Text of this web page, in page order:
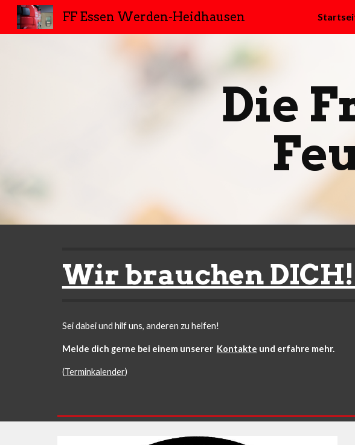
Skip to main content
FF Essen Werden-Heidhausen
Die
Wir brauchen
Sei dabei und hilf uns, anderen zu helfen!
Melde dich gerne bei einem unserer Kontakte und erfahre mehr.
(Terminkalender)